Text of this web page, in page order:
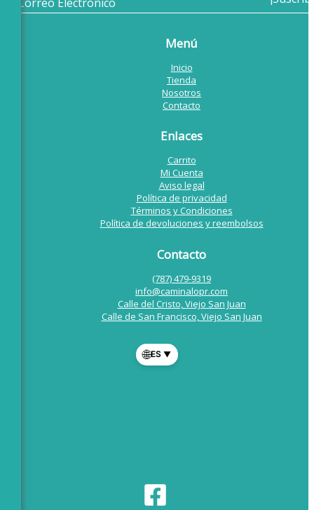
Menú
Inicio
Tienda
Nosotros
Contacto
Enlaces
Carrito
Mi Cuenta
Aviso legal
Política de privacidad
Términos y Condiciones
Política de devoluciones y reembolsos
Contacto
(787) 479-9319
info@caminalopr.com
Calle del Cristo, Viejo San Juan
Calle de San Francisco, Viejo San Juan
🌐ES ▼